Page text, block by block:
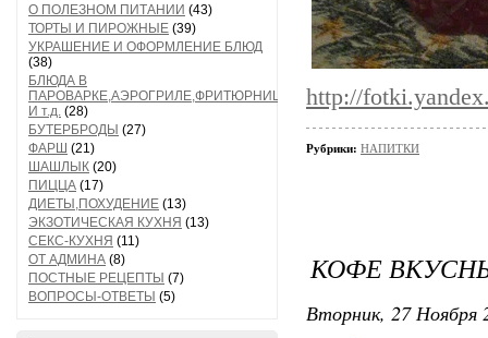
О ПОЛЕЗНОМ ПИТАНИИ (43)
ТОРТЫ И ПИРОЖНЫЕ (39)
УКРАШЕНИЕ И ОФОРМЛЕНИЕ БЛЮД
(38)
БЛЮДА В
ПАРОВАРКЕ,АЭРОГРИЛЕ,ФРИТЮРНИЦЕ
И т.д. (28)
БУТЕРБРОДЫ (27)
ФАРШ (21)
ШАШЛЫК (20)
ПИЦЦА (17)
ДИЕТЫ,ПОХУДЕНИЕ (13)
ЭКЗОТИЧЕСКАЯ КУХНЯ (13)
СЕКС-КУХНЯ (11)
ОТ АДМИНА (8)
ПОСТНЫЕ РЕЦЕПТЫ (7)
ВОПРОСЫ-ОТВЕТЫ (5)
http://
Рубрики: НАПИТКИ
КОФЕ
Вторник, 27 Ноября